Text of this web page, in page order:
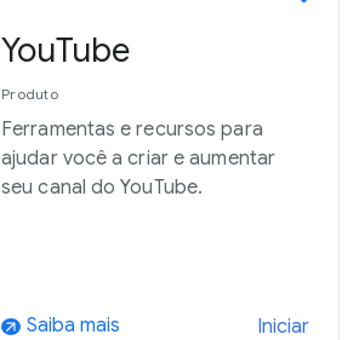
YouTube
Produto
Ferramentas e recursos para
ajudar você a criar e aumentar
seu canal do YouTube.
arrow_outward Saiba mais Iniciar